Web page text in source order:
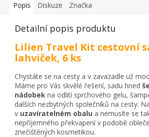
Popis Diskuze Značka
Detailní popis produktu
Lilien Travel Kit cestovní
lahviček, 6 ks
Chystáte se na cesty a v zavazadle už
Máme pro Vás skvělé řešení, sadu hned
nádobek na odlití sprchového gelu,
dalších nezbytných společníků na cesty.
v uzavíratelném obalu a nemusíte se
nepříjemného překvapení v podobě
znečištěných kosmetikou.